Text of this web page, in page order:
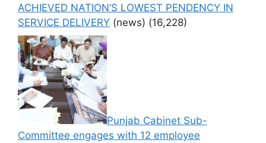
ACHIEVED NATION’S LOWEST PENDENCY IN
SERVICE DELIVERY (news) (16,228)
Punjab Cabinet Sub-
Committee engages with 12 employee